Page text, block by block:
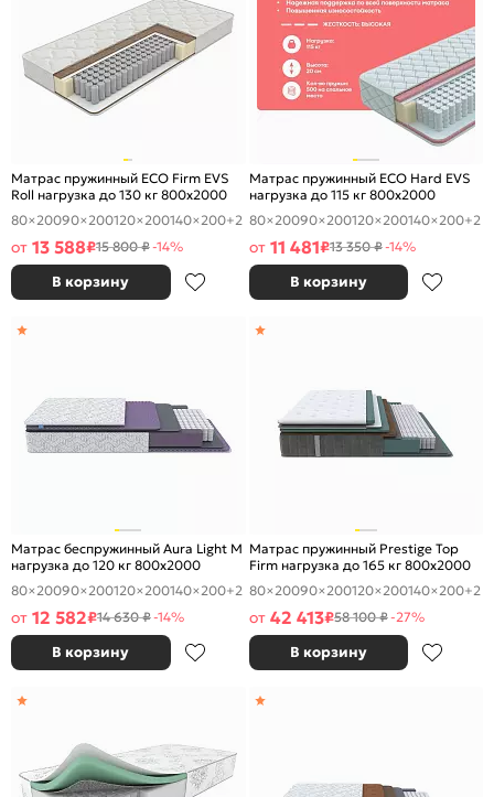
Матрас пружинный ECO Firm EVS
Roll нагрузка до 130 кг 800x2000
80×20090×200120×200140×200+2
от 13 588₽15 800 ₽-14%
В корзину
Матрас пружинный ECO Hard EVS
нагрузка до 115 кг 800x2000
80×20090×200120×200140×200+2
от 11 481₽13 350 ₽-14%
В корзину
Матрас беспружинный Aura Light M
нагрузка до 120 кг 800x2000
80×20090×200120×200140×200+2
от 12 582₽14 630 ₽-14%
В корзину
Матрас пружинный Prestige Top
Firm нагрузка до 165 кг 800x2000
80×20090×200120×200140×200+2
от 42 413₽58 100 ₽-27%
В корзину